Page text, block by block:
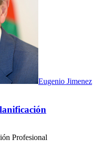
Eugenio Jimenez
Profesional